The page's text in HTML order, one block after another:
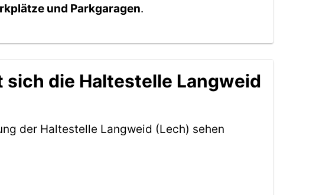
und Parkgaragen.
die Haltestelle Langweid
der Haltestelle Langweid (Lech) sehen